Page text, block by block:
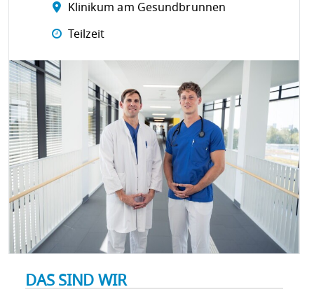
Klinikum am Gesundbrunnen
Teilzeit
DAS SIND WIR